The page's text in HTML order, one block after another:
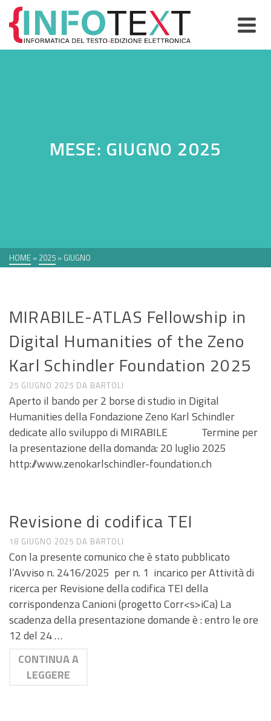
MESE: GIUGNO 2025
HOME » 2025 » GIUGNO
MIRABILE-ATLAS Fellowship in
Digital Humanities of the Zeno
Karl Schindler Foundation 2025
25 GIUGNO 2025 DA BARTOLI
Aperto il bando per 2 borse di studio in Digital
Humanities della Fondazione Zeno Karl Schindler
dedicate allo sviluppo di MIRABILE Termine per
la presentazione della domanda: 20 luglio 2025
http://www.zenokarlschindler-foundation.ch
Revisione di codifica TEI
18 GIUGNO 2025 DA BARTOLI
Con la presente comunico che è stato pubblicato
l’Avviso n. 2416/2025 per n. 1 incarico per Attività di
ricerca per Revisione della codifica TEI della
corrispondenza Canioni (progetto Corr<s>iCa) La
scadenza della presentazione domande è : entro le ore
12 del 24 …
CONTINUA A
LEGGERE